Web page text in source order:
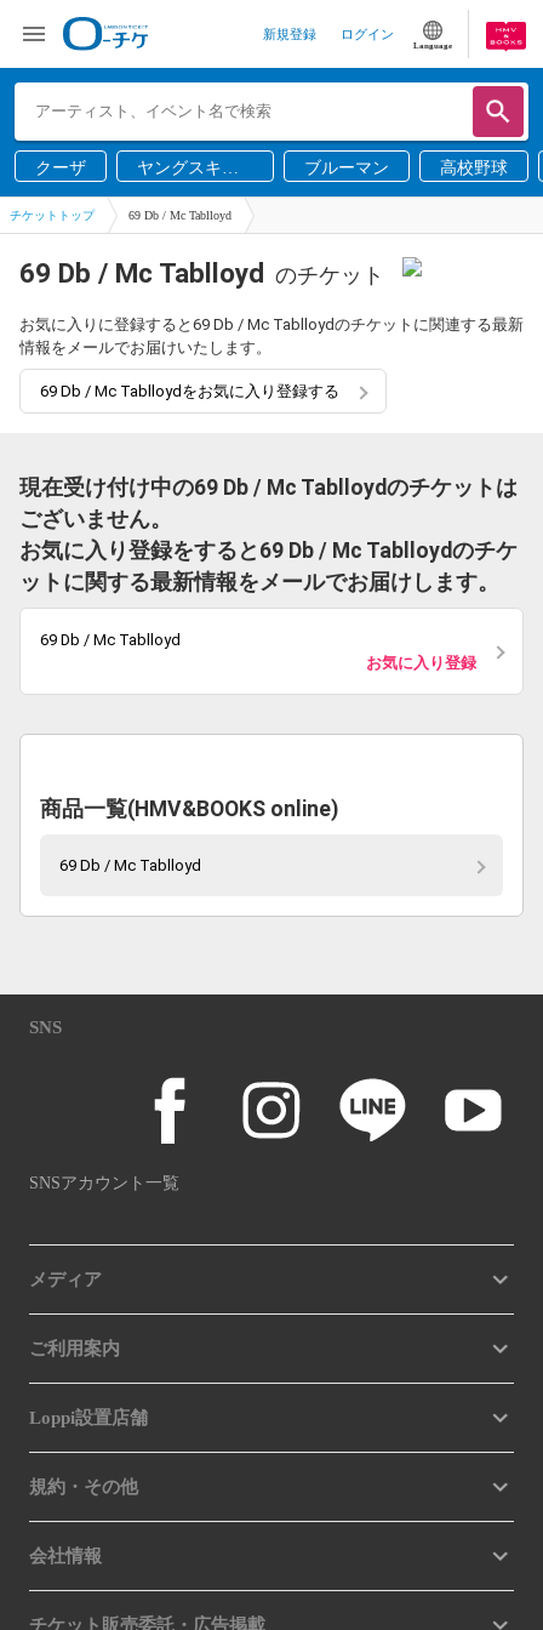
新規登録 ログイン
Language
クーザ
ヤングスキニ
ー
ブルーマン 高校野球
チケットトップ 69 Db / Mc Tablloyd
69 Db / Mc Tablloyd のチケット
お気に入りに登録すると69 Db / Mc Tablloydのチケットに関連する最新
情報をメールでお届けいたします。
69 Db / Mc Tablloydをお気に入り登録する
現在受け付け中の69 Db / Mc Tablloydのチケットは
ございません。
お気に入り登録をすると69 Db / Mc Tablloydのチケ
ットに関する最新情報をメールでお届けします。
69 Db / Mc Tablloyd
お気に入り登録
商品一覧(HMV&BOOKS online)
69 Db / Mc Tablloyd
SNS
SNSアカウント一覧
メディア
ご利用案内
Loppi設置店舗
規約・その他
会社情報
チケット販売委託・広告掲載